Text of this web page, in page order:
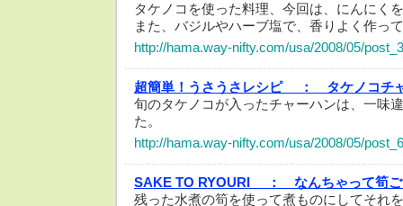
タケノコを使った料理、今回は、にんにく
また、バジルやハーブ塩で、香りよく作っ
http://hama.way-nifty.com/usa/2008/05/
超簡単！うさうさレシピ ：
タケノコチ
旬のタケノコが入ったチャーハンは、一味
た。
http://hama.way-nifty.com/usa/2008/05/
SAKE TO RYOURI ：
なんちゃって筍
残った水煮の筍を使って煮ものにしてそれ